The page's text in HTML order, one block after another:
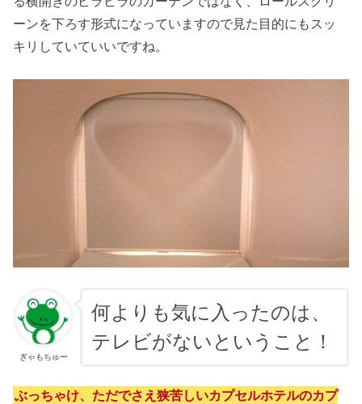
ーンを下ろす形式になっていますので見た目的にもスッ
キリしていていいですね。
ぎゃもちゅー
何よりも気に入ったのは、
テレビがないということ！
ぶっちゃけ、ただでさえ狭苦しいカプセルホテルのカプ